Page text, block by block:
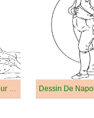
Napoléon Bonaparte Pour Les Enfants De 4 An